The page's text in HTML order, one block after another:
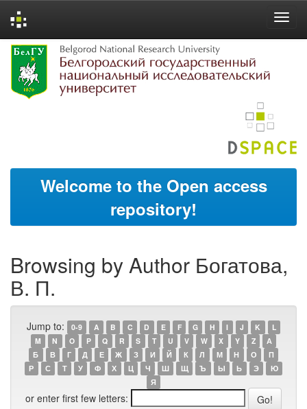
Skip
navigation
Welcome to the Open access
repository!
Browsing by Author Богатова,
В. П.
Jump to: 0-9 A B C D E F G H I J K
L
M
N O P Q R S T U V W X Y Z
А
Б
В Г Д Е Ж З И Й К Л М Н О
П
Р
С Т У Ф Х Ц Ч Ш Щ Ъ Ы Ь Э
Ю
Я
or enter first few letters: